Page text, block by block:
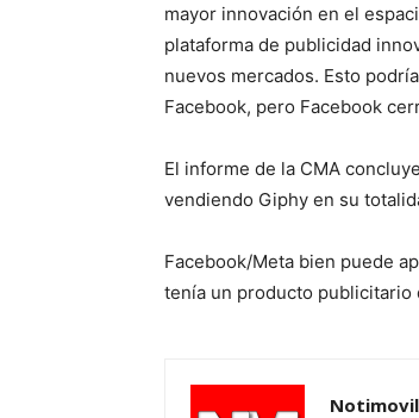
mayor innovación en el
plataforma de publicidad
nuevos mercados. Esto
Facebook, pero Facebook
El informe de la CMA
vendiendo Giphy en su
Facebook/Meta bien puede
tenía un producto publicitario